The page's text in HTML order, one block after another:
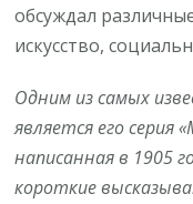
обсуждал
искусство,
Одним из самых
является его серия
написанная в 1905
короткие